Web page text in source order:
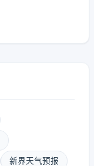
新界天气预报